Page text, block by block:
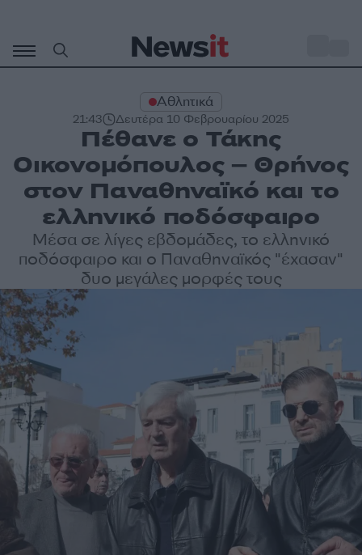
περιεχόμενο
Αθλητικά
21:43 Δευτέρα 10 Φεβρουαρίου 2025
Πέθανε ο Τάκης
Οικονομόπουλος – Θρήνος
στον Παναθηναϊκό και το
ελληνικό ποδόσφαιρο
Μέσα σε λίγες εβδομάδες, το ελληνικό
ποδόσφαιρο και ο Παναθηναϊκός "έχασαν"
δυο μεγάλες μορφές τους